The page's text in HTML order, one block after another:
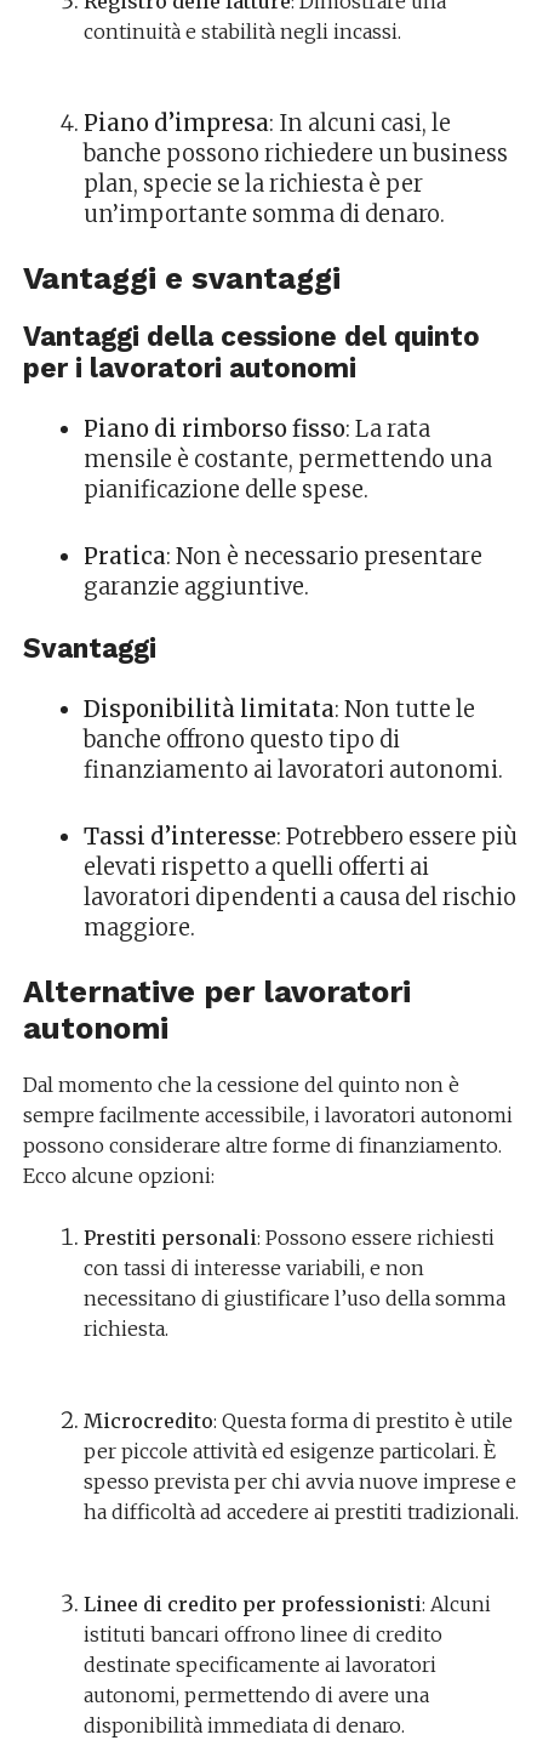
continuità e stabilità negli incassi.
Piano d’impresa: In alcuni casi, le
banche possono richiedere un business
plan, specie se la richiesta è per
un’importante somma di denaro.
Vantaggi e svantaggi
Vantaggi della cessione del quinto
per i lavoratori autonomi
Piano di rimborso fisso: La rata
mensile è costante, permettendo una
pianificazione delle spese.
Pratica: Non è necessario presentare
garanzie aggiuntive.
Svantaggi
Disponibilità limitata: Non tutte le
banche offrono questo tipo di
finanziamento ai lavoratori autonomi.
Tassi d’interesse: Potrebbero essere più
elevati rispetto a quelli offerti ai
lavoratori dipendenti a causa del rischio
maggiore.
Alternative per lavoratori
autonomi
Dal momento che la cessione del quinto non è
sempre facilmente accessibile, i lavoratori autonomi
possono considerare altre forme di finanziamento.
Ecco alcune opzioni:
Prestiti personali: Possono essere richiesti
con tassi di interesse variabili, e non
necessitano di giustificare l’uso della somma
richiesta.
Microcredito: Questa forma di prestito è utile
per piccole attività ed esigenze particolari. È
spesso prevista per chi avvia nuove imprese e
ha difficoltà ad accedere ai prestiti tradizionali.
Linee di credito per professionisti: Alcuni
istituti bancari offrono linee di credito
destinate specificamente ai lavoratori
autonomi, permettendo di avere una
disponibilità immediata di denaro.